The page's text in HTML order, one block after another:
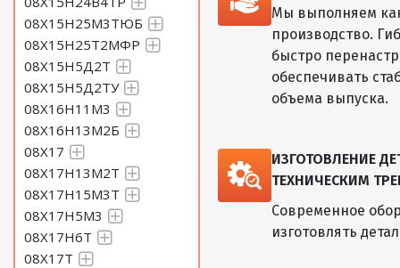
08Х15Н25М3ТЮБ
08Х15Н25Т2МФР
08Х15Н5Д2Т
08Х15Н5Д2ТУ
08Х16Н11М3
08Х16Н13М2Б
08Х17
08Х17Н13М2Т
08Х17Н15М3Т
08Х17Н5М3
08Х17Н6Т
08Х17Т
Мы выполняем
производство.
быстро
обеспечивать
объема выпуска.
ИЗГОТОВЛЕНИЕ
ТЕХНИЧЕСКИМ
Современное
изготовлять